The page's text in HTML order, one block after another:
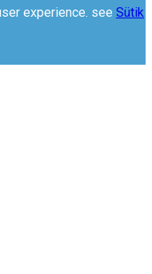
experience. see Sütik